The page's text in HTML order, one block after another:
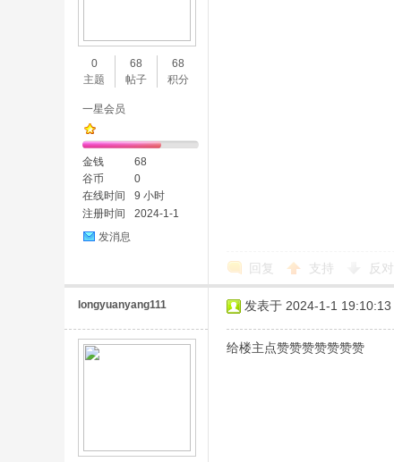
0
主题
68
帖子
68
积分
一星会员
金钱
68
谷币
0
在线时间
9 小时
注册时间
2024-1-1
发消息
回复 支持 反对
longyuanyang111 发表于 2024-1-1 19:10:13
给楼主点赞赞赞赞赞赞赞